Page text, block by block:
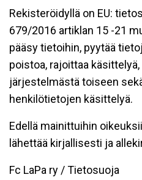
Rekisteröidyllä on EU:
679/2016 artiklan 15 -21
pääsy tietoihin, pyytää
poistoa, rajoittaa
järjestelmästä toiseen
henkilötietojen käsittelyä.
Edellä mainittuihin
lähettää kirjallisesti ja
Fc LaPa ry / Tietosuoja